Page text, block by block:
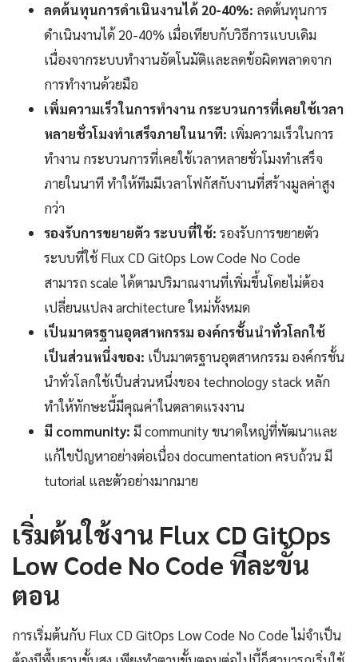
ลดต้นทุนการดำเนินงานได้ 20-40%: ลดต้นทุนการ
ดำเนินงานได้ 20-40% เมื่อเทียบกับวิธีการแบบเดิม
เนื่องจากระบบทำงานอัตโนมัติและลดข้อผิดพลาดจาก
การทำงานด้วยมือ
เพิ่มความเร็วในการทำงาน กระบวนการที่เคยใช้เวลา
หลายชั่วโมงทำเสร็จภายในนาที: เพิ่มความเร็วในการ
ทำงาน กระบวนการที่เคยใช้เวลาหลายชั่วโมงทำเสร็จ
ภายในนาที ทำให้ทีมมีเวลาโฟกัสกับงานที่สร้างมูลค่าสูง
กว่า
รองรับการขยายตัว ระบบที่ใช้: รองรับการขยายตัว
ระบบที่ใช้ Flux CD GitOps Low Code No Code
สามารถ scale ได้ตามปริมาณงานที่เพิ่มขึ้นโดยไม่ต้อง
เปลี่ยนแปลง architecture ใหม่ทั้งหมด
เป็นมาตรฐานอุตสาหกรรม องค์กรชั้นนำทั่วโลกใช้
เป็นส่วนหนึ่งของ: เป็นมาตรฐานอุตสาหกรรม องค์กรชั้น
นำทั่วโลกใช้เป็นส่วนหนึ่งของ technology stack หลัก
ทำให้ทักษะนี้มีคุณค่าในตลาดแรงงาน
มี community: มี community ขนาดใหญ่ที่พัฒนาและ
แก้ไขปัญหาอย่างต่อเนื่อง documentation ครบถ้วน มี
tutorial และตัวอย่างมากมาย
เริ่มต้นใช้งาน Flux CD GitOps
Low Code No Code ทีละขั้น
ตอน
การเริ่มต้นกับ Flux CD GitOps Low Code No Code ไม่จำเป็น